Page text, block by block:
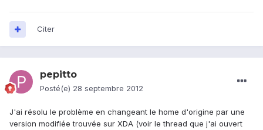
Citer
pepitto
Posté(e) 28 septembre 2012
J'ai résolu le problème en changeant le home d'origine par une
version modifiée trouvée sur XDA (voir le thread que j'ai ouvert